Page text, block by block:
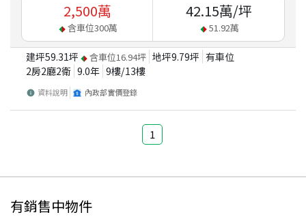
2,500萬
含車位300萬
42.15萬/坪
51.92萬
建坪59.31坪 含車位16.94坪 地坪9.79坪 有車位
2房2廳2衛 9.0年 9樓/13樓
資料說明 內政部實價登錄
1
有銷售中物件